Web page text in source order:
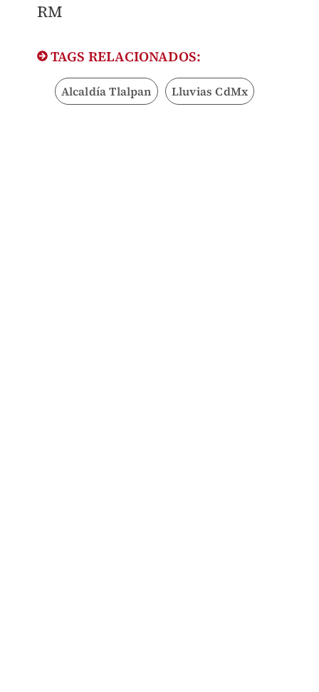
RM
TAGS RELACIONADOS:
Alcaldía Tlalpan Lluvias CdMx